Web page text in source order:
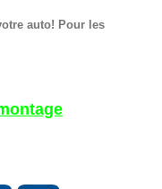
auto! Pour les